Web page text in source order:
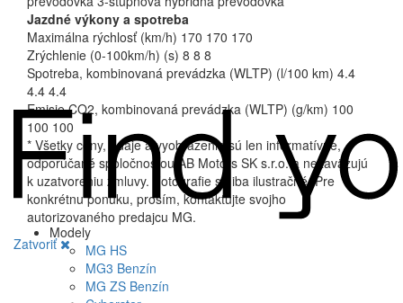
Jazdné výkony a spotreba
Maximálna rýchlosť (km/h) 170 170 170
Zrýchlenie (0-100km/h) (s) 8 8 8
Spotreba, kombinovaná prevádzka (WLTP) (l/100 km) 4.4
4.4 4.4
Emisie CO2, kombinovaná prevádzka (WLTP) (g/km) 100
100 100
* Všetky ceny, údaje a vyobrazenia sú len informatívne,
odporúčané spoločnosťou AB Motors SK s.r.o. a nezaväzujú
k uzatvoreniu zmluvy. Fotografie sú iba ilustračné. Pre
konkrétnu ponuku, prosím, kontaktujte svojho
autorizovaného predajcu MG.
Zatvoriť
Modely
MG HS
MG3 Benzín
MG ZS Benzín